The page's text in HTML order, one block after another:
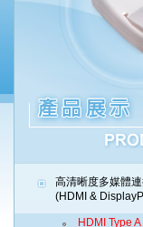
高清晰度多媒體連
(HDMI &
HDMI Type A